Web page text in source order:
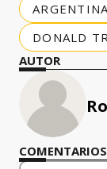
DONALD
AUTOR
COMENTARIOS